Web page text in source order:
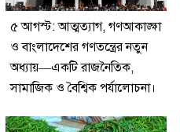
৫ আগস্ট: আত্মত্যাগ, গণআকাঙ্ক্ষা
ও বাংলাদেশের গণতন্ত্রের নতুন
অধ্যায়—একটি রাজনৈতিক,
সামাজিক ও বৈশ্বিক পর্যালোচনা।